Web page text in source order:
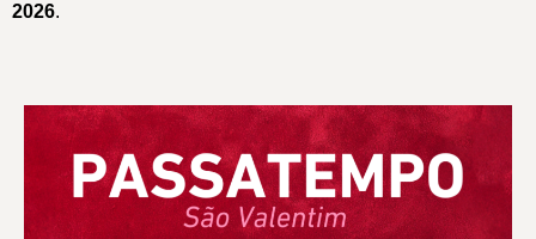
2026.